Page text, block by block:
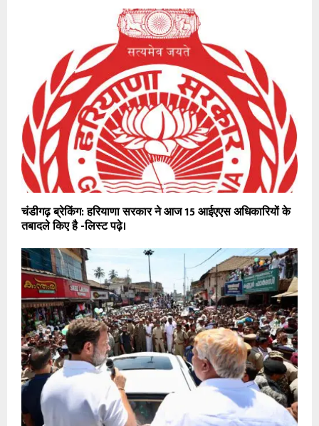
चंडीगढ़ ब्रेकिंग: हरियाणा सरकार ने आज 15 आईएएस अधिकारियों के
तबादले किए है -लिस्ट पढ़े।